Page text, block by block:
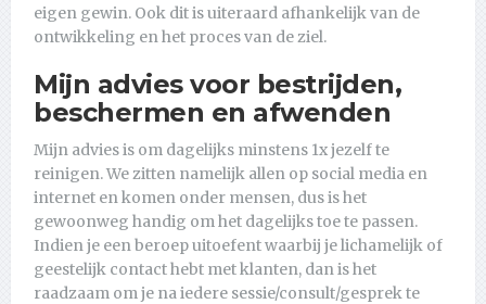
eigen gewin. Ook dit is uiteraard afhankelijk van de
ontwikkeling en het proces van de ziel.
Mijn advies voor bestrijden,
beschermen en afwenden
Mijn advies is om dagelijks minstens 1x jezelf te
reinigen. We zitten namelijk allen op social media en
internet en komen onder mensen, dus is het
gewoonweg handig om het dagelijks toe te passen.
Indien je een beroep uitoefent waarbij je lichamelijk of
geestelijk contact hebt met klanten, dan is het
raadzaam om je na iedere sessie/consult/gesprek te